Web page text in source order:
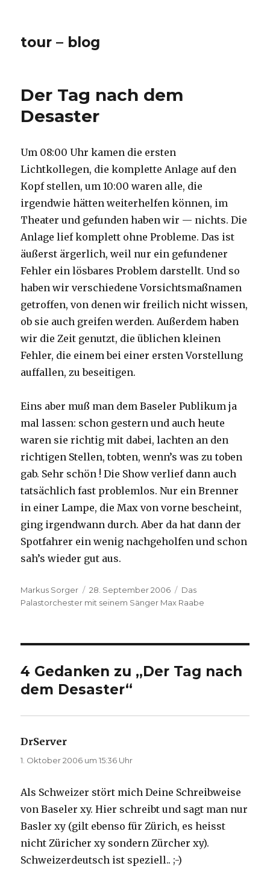
tour – blog
Der Tag nach dem
Desaster
Um 08:00 Uhr kamen die ersten
Lichtkollegen, die komplette Anlage auf den
Kopf stellen, um 10:00 waren alle, die
irgendwie hätten weiterhelfen können, im
Theater und gefunden haben wir — nichts. Die
Anlage lief komplett ohne Probleme. Das ist
äußerst ärgerlich, weil nur ein gefundener
Fehler ein lösbares Problem darstellt. Und so
haben wir verschiedene Vorsichtsmaßnamen
getroffen, von denen wir freilich nicht wissen,
ob sie auch greifen werden. Außerdem haben
wir die Zeit genutzt, die üblichen kleinen
Fehler, die einem bei einer ersten Vorstellung
auffallen, zu beseitigen.
Eins aber muß man dem Baseler Publikum ja
mal lassen: schon gestern und auch heute
waren sie richtig mit dabei, lachten an den
richtigen Stellen, tobten, wenn’s was zu toben
gab. Sehr schön ! Die Show verlief dann auch
tatsächlich fast problemlos. Nur ein Brenner
in einer Lampe, die Max von vorne bescheint,
ging irgendwann durch. Aber da hat dann der
Spotfahrer ein wenig nachgeholfen und schon
sah’s wieder gut aus.
Autor
Markus Sorger
Veröffentlicht
am
28. September 2006 Kategorien
Das
Palastorchester mit seinem Sänger Max Raabe
4 Gedanken zu „Der Tag nach
dem Desaster“
DrServer
1. Oktober 2006 um 15:36 Uhr
Als Schweizer stört mich Deine Schreibweise
von Baseler xy. Hier schreibt und sagt man nur
Basler xy (gilt ebenso für Zürich, es heisst
nicht Züricher xy sondern Zürcher xy).
Schweizerdeutsch ist speziell.. ;-)